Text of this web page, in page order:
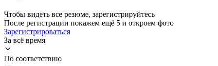
Чтобы видеть все резюме, зарегистрируйтесь
После регистрации покажем ещё 5 и откроем фото
Зарегистрироваться
За всё время
По соответствию